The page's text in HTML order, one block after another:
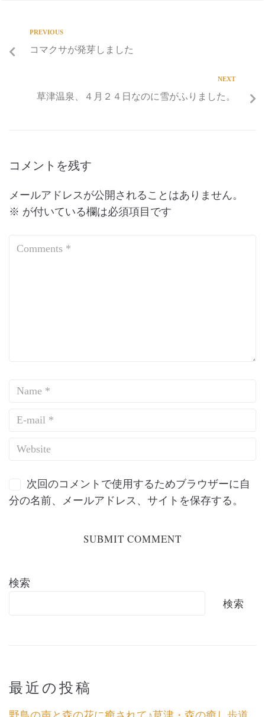
PREVIOUS
コマクサが発芽しました
NEXT
草津温泉、４月２４日なのに雪がふりました。
コメントを残す
メールアドレスが公開されることはありません。
※ が付いている欄は必須項目です
次回のコメントで使用するためブラウザーに自
分の名前、メールアドレス、サイトを保存する。
検索
検索
最近の投稿